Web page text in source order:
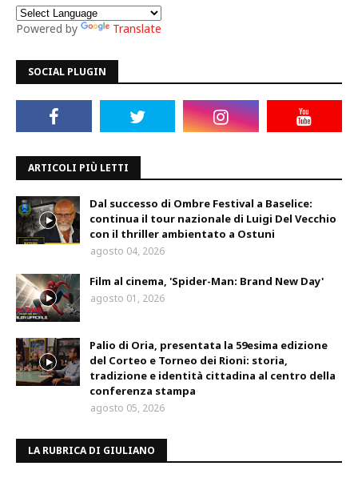
Powered by Translate
SOCIAL PLUGIN
ARTICOLI PIÙ LETTI
Dal successo di Ombre Festival a Baselice:
continua il tour nazionale di Luigi Del Vecchio
con il thriller ambientato a Ostuni
agosto 04, 2026
Film al cinema, 'Spider-Man: Brand New Day'
agosto 01, 2026
Palio di Oria, presentata la 59esima edizione
del Corteo e Torneo dei Rioni: storia,
tradizione e identità cittadina al centro della
conferenza stampa
agosto 05, 2026
LA RUBRICA DI GIULIANO